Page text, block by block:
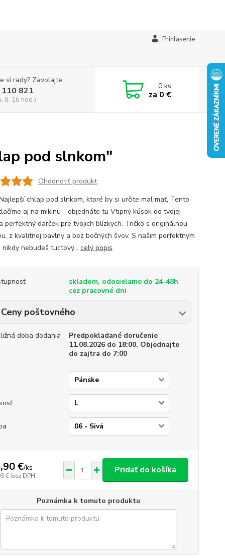
Prihlásenie
si rady? Zavolajte.
821
8-16 hod.)
0ks
za 0 €
pod slnkom"
Ohodnotiť produkt
chlap pod slnkom, ktoré by si určite mal mať, Tento
aj na mikinu - objednáte tu Vtipný kúsok do tvojej
perfektný darček pre tvojich blízkych. Tričko s originálnou
z kvalitnej bavlny a bez bočných švov. S našim perfektným
nikdy nebudeš tuctový... celý popis
skladom, odosielame do 24-48h
cez pracovné dni
Ceny poštovného
doba dodania
Predpokladané doručenie
11.08.2026 do 18:00. Objednajte
do zajtra do 7:00
€/ks
€ bez DPH
Pridať do košíka
Poznámka k tomuto produktu